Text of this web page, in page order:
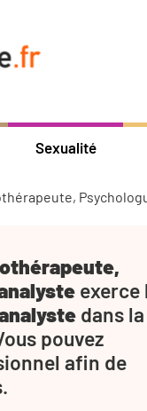
Sexualité
exerce
dans
pouvez
afin de